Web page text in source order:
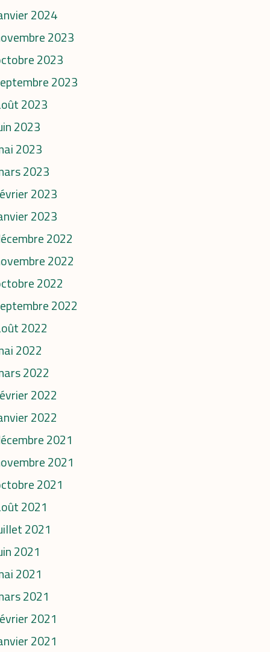
2024
2023
2023
2023
2023
2023
2023
2023
2023
2023
2022
2022
2022
2022
2022
2022
2022
2022
2022
2021
2021
2021
2021
2021
2021
2021
2021
2021
2021